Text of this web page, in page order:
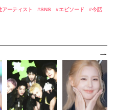
アーティスト SNS エピソード
今話